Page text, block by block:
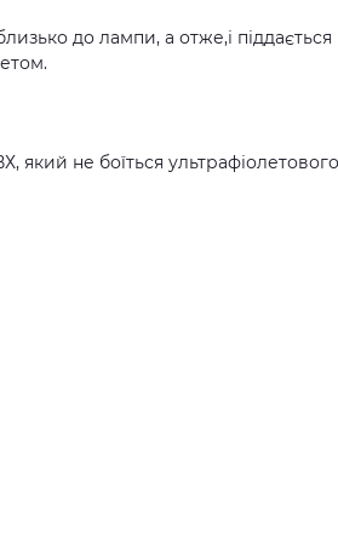
до лампи, а отже,і піддається
який не боїться ультрафіолетового